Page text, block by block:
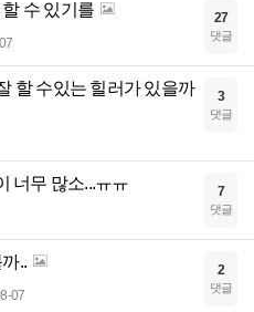
수 있기를 27
댓글
할 수있는 힐러가 있을까
3
댓글
너무 많소...ㅠㅠ 7
댓글
..
07
2
댓글